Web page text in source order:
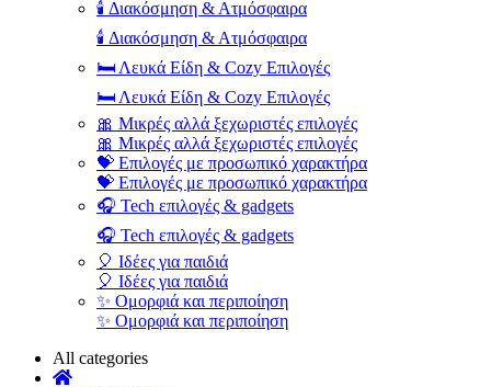
🕯️ Διακόσμηση & Ατμόσφαιρα
🕯️ Διακόσμηση & Ατμόσφαιρα
🛏️ Λευκά Είδη & Cozy Επιλογές
🛏️ Λευκά Είδη & Cozy Επιλογές
🎀 Μικρές αλλά ξεχωριστές επιλογές
🎀 Μικρές αλλά ξεχωριστές επιλογές
💝 Επιλογές με προσωπικό χαρακτήρα
💝 Επιλογές με προσωπικό χαρακτήρα
🎧 Tech επιλογές & gadgets
🎧 Tech επιλογές & gadgets
🎈 Ιδέες για παιδιά
🎈 Ιδέες για παιδιά
✨ Ομορφιά και περιποίηση
✨ Ομορφιά και περιποίηση
All categories